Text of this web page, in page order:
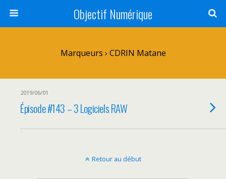
Objectif Numérique
Marqueurs › CDRIN Matane
2019/06/01
Épisode #143 – 3 Logiciels RAW
Retour au début